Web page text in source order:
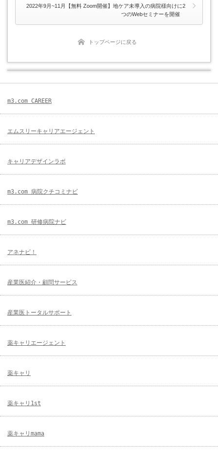
2022年9月~11月【無料 Zoom開催】地ケア未導入の病院様向けに2
つのWebセミナーを開催
トップページに戻る
m3.com CAREER
エムスリーキャリアエージェント
キャリアデザインラボ
m3.com 病院クチコミナビ
m3.com 研修病院ナビ
アネナビ！
産業医紹介・顧問サービス
産業医トータルサポート
薬キャリエージェント
薬キャリ
薬キャリ1st
薬キャリmama